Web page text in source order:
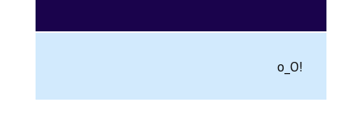
o_O!